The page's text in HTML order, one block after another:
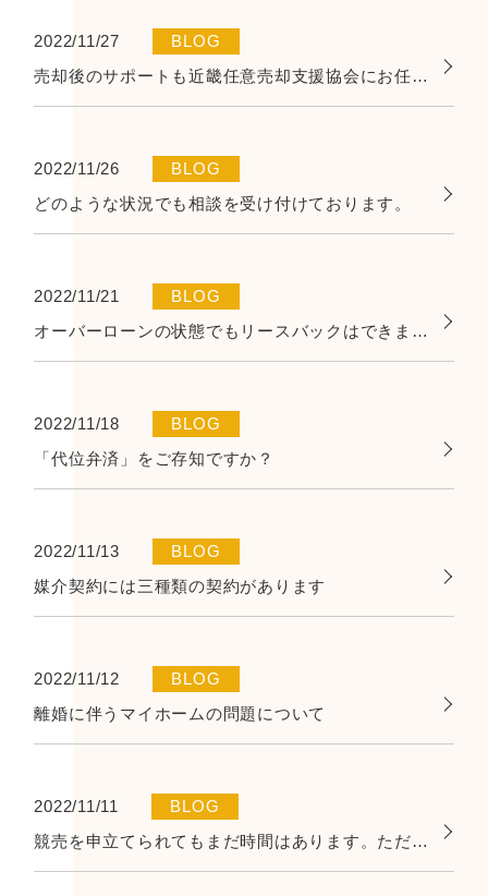
2022/11/27
BLOG
売却後のサポートも近畿任意売却支援協会にお任せください。
2022/11/26
BLOG
どのような状況でも相談を受け付けております。
2022/11/21
BLOG
オーバーローンの状態でもリースバックはできますか？
2022/11/18
BLOG
「代位弁済」をご存知ですか？
2022/11/13
BLOG
媒介契約には三種類の契約があります
2022/11/12
BLOG
離婚に伴うマイホームの問題について
2022/11/11
BLOG
競売を申立てられてもまだ時間はあります。ただし、選択肢が狭くなることも…